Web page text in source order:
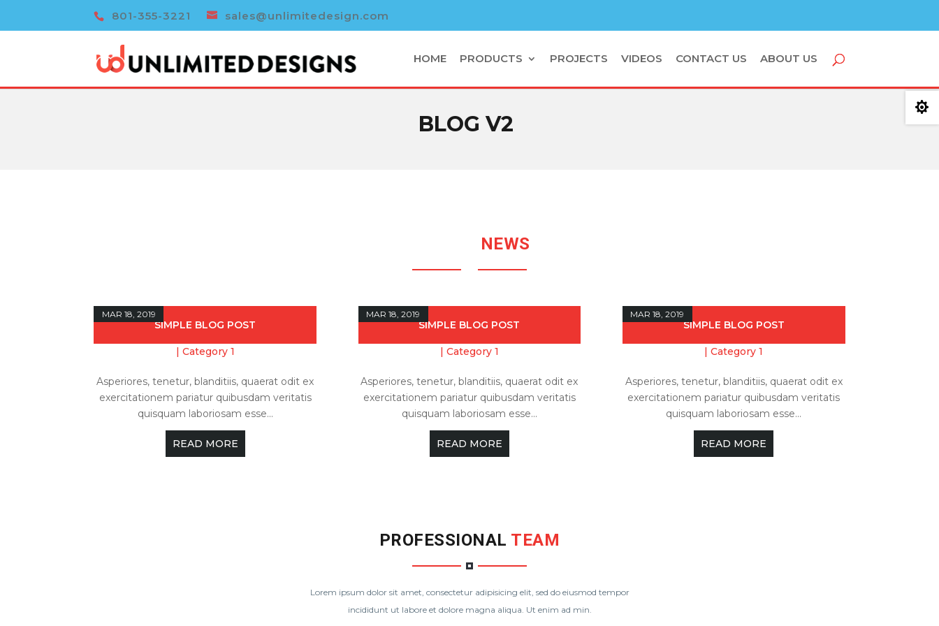
801-355-3221 sales@unlimitedesign.com
HOME PRODUCTS PROJECTS VIDEOS CONTACT US ABOUT US
BLOG V2
NEWS
SIMPLE BLOG POST
MAR 18, 2019
Category 1
Asperiores, tenetur, blanditiis, quaerat odit ex
exercitationem pariatur quibusdam veritatis
quisquam laboriosam esse...
READ MORE
SIMPLE BLOG POST
MAR 18, 2019
Category 1
Asperiores, tenetur, blanditiis, quaerat odit ex
exercitationem pariatur quibusdam veritatis
quisquam laboriosam esse...
READ MORE
SIMPLE BLOG POST
MAR 18, 2019
|Category 1
Asperiores, tenetur, blanditiis, quaerat odit ex
exercitationem pariatur quibusdam veritatis
quisquam laboriosam esse...
READ MORE
PROFESSIONAL TEAM
Lorem ipsum dolor sit amet, consectetur adipisicing elit, sed do eiusmod tempor
incididunt ut labore et dolore magna aliqua. Ut enim ad min.
